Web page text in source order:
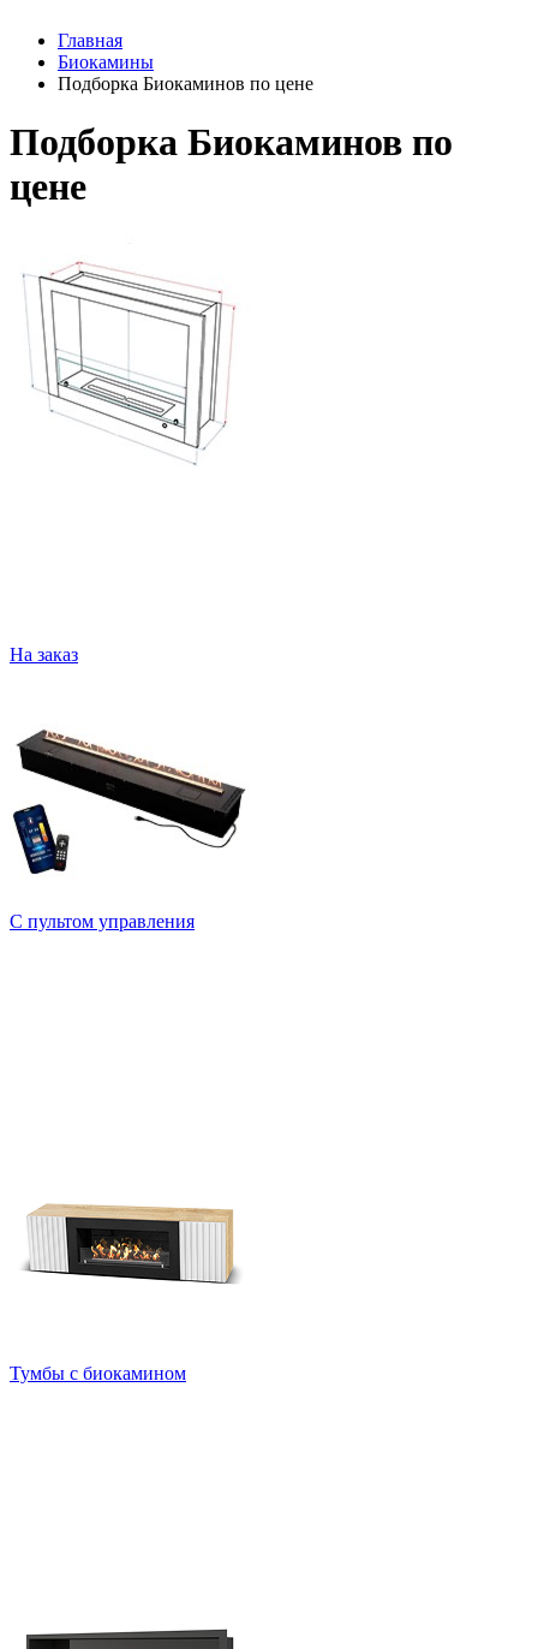
Главная
Биокамины
Подборка Биокаминов по цене
Подборка Биокаминов по
цене
На заказ
С пультом управления
Тумбы с биокамином